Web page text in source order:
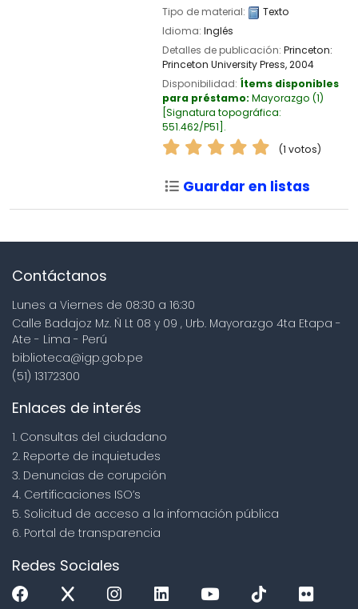
Tipo de material:
Texto
Idioma: Inglés
Detalles de publicación: Princeton:
Princeton University Press,2004
Disponibilidad: Ítems disponibles
para préstamo: Mayorazgo (1)
Signatura topográfica:
551.462/P51 .
(1 votos)
Guardar en listas
Contáctanos
Lunes a Viernes de 08:30 a 16:30
Calle Badajoz Mz. Ñ Lt 08 y 09 , Urb. Mayorazgo 4ta Etapa -
Ate - Lima - Perú
biblioteca@igp.gob.pe
(51) 13172300
Enlaces de interés
1. Consultas del ciudadano
2. Reporte de inquietudes
3. Denuncias de corupción
4. Certificaciones ISO’s
5. Solicitud de acceso a la infomación pública
6. Portal de transparencia
Redes Sociales